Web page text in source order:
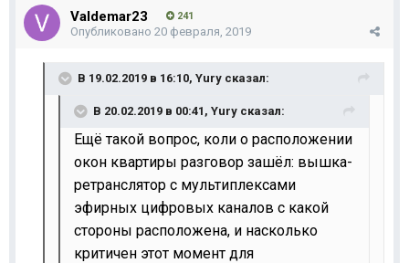
Valdemar23 241
Опубликовано 20 февраля, 2019
В 19.02.2019 в 16:10, Yury сказал:
В 20.02.2019 в 00:41, Yury сказал:
Ещё такой вопрос, коли о расположении
окон квартиры разговор зашёл: вышка-
ретранслятор с мультиплексами
эфирных цифровых каналов с какой
стороны расположена, и насколько
критичен этот момент для